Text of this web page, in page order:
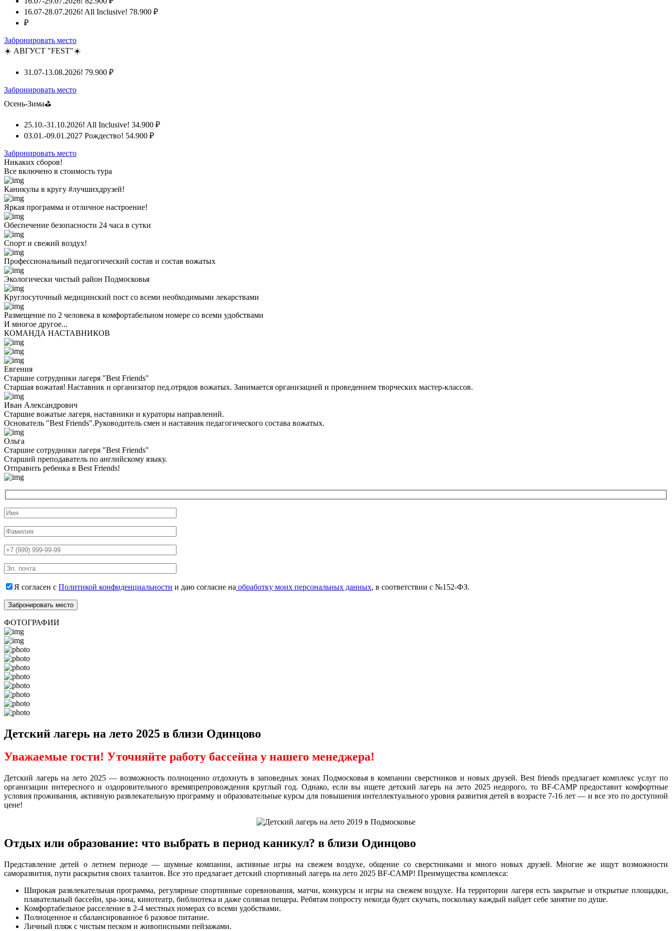
16.07-28.07.2026! All Inclusive! 78.900 ₽
₽
Забронировать место
☀️ АВГУСТ "FEST"☀️
31.07-13.08.2026! 79.900 ₽
Забронировать место
Осень-Зима⛳
25.10.-31.10.2026! All Inclusive! 34.900 ₽
03.01.-09.01.2027 Рождество! 54.900 ₽
Забронировать место
Никаких сборов!
Все включено в стоимость тура
Каникулы в кругу #лучшихдрузей!
Яркая программа и отличное настроение!
Обеспечение безопасности 24 часа в сутки
Спорт и свежий воздух!
Профессиональный педагогический состав и состав вожатых
Экологически чистый район Подмосковья
Круглосуточный медицинский пост со всеми необходимыми лекарствами
Размещение по 2 человека в комфортабельном номере со всеми удобствами
И многое другое...
КОМАНДА НАСТАВНИКОВ
Евгения
Старшие сотрудники лагеря "Best Friends"
Старшая вожатая! Наставник и организатор пед.отрядов вожатых. Занимается организацией и проведением творческих мастер-классов.
Иван Александрович
Старшие вожатые лагеря, наставники и кураторы направлений.
Основатель "Best Friends".Руководитель смен и наставник педагогического состава вожатых.
Ольга
Старшие сотрудники лагеря "Best Friends"
Cтарший преподаватель по английскому языку.
Отправить ребенка в Best Friends!
Я согласен с Политикой конфиденциальности и даю согласие на обработку моих персональных данных, в соответствии с №152-ФЗ.
ФОТОГРАФИИ
Детский лагерь на лето 2025 в близи Одинцово
Уважаемые гости! Уточняйте работу бассейна у нашего менеджера!
Детский лагерь на лето 2025 — возможность полноценно отдохнуть в заповедных зонах Подмосковья в компании сверстников и новых друзей. Best friends предлагает комплекс услуг по
организации интересного и оздоровительного времяпрепровождения круглый год. Однако, если вы ищете детский лагерь на лето 2025 недорого, то BF-CAMP предоставит комфортные
условия проживания, активную развлекательную программу и образовательные курсы для повышения интеллектуального уровня развития детей в возрасте 7-16 лет — и все это по доступной
цене!
Отдых или образование: что выбрать в период каникул? в близи Одинцово
Представление детей о летнем периоде — шумные компании, активные игры на свежем воздухе, общение со сверстниками и много новых друзей. Многие же ищут возможности
саморазвития, пути раскрытия своих талантов. Все это предлагает детский спортивный лагерь на лето 2025 BF-CAMP! Преимущества комплекса:
Широкая развлекательная программа, регулярные спортивные соревнования, матчи, конкурсы и игры на свежем воздухе. На территории лагеря есть закрытые и открытые площадки,
плавательный бассейн, spa-зона, кинотеатр, библиотека и даже соляная пещера. Ребятам попросту некогда будет скучать, поскольку каждый найдет себе занятие по душе.
Комфортабельное расселение в 2-4 местных номерах со всеми удобствами.
Полноценное и сбалансированное 6 разовое питание.
Личный пляж с чистым песком и живописными пейзажами.